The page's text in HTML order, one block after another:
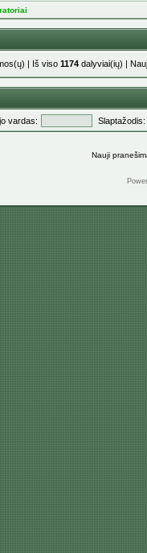
| Iš viso 1174 dalyviai(ių) |
vardas: Slaptažodis:
Nauji